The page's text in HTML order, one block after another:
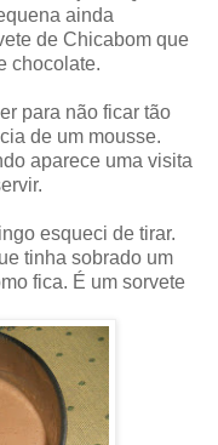
ainda
de Chicabom que
chocolate.
para não ficar tão
de um mousse.
aparece uma visita
esqueci de tirar.
tinha sobrado um
fica. É um sorvete